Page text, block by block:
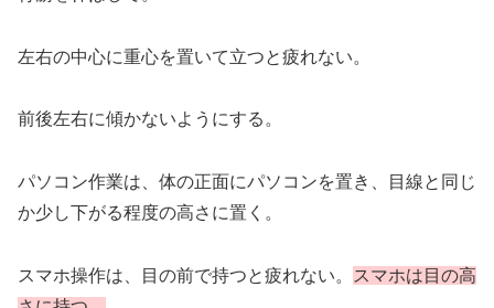
左右の中心に重心を置いて立つと疲れない。
前後左右に傾かないようにする。
パソコン作業は、体の正面にパソコンを置き、目線と同じ
か少し下がる程度の高さに置く。
スマホ操作は、目の前で持つと疲れない。
スマホは目の高